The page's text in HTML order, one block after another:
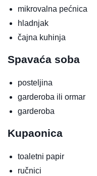
mikrovalna pećnica
hladnjak
čajna kuhinja
Spavaća soba
posteljina
garderoba ili ormar
garderoba
Kupaonica
toaletni papir
ručnici